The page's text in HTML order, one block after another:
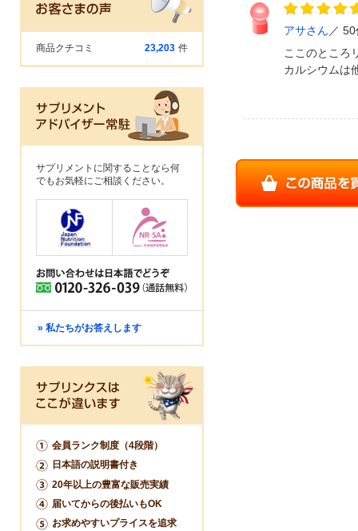
アサさん
50
ここのところ
カルシウムは
商品クチコミ 23,203 件
サプリメントに関することなら何
でもお気軽にご相談ください。
» 私たちがお答えします
会員ランク制度（4段階）
日本語の説明書付き
20年以上の豊富な販売実績
届いてからの後払いもOK
お求めやすいプライスを追求